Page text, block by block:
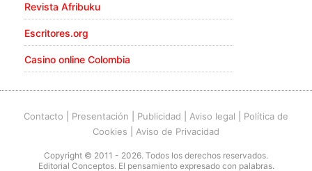
Revista Afribuku
Escritores.org
Casino online Colombia
Contacto Presentación Publicidad Aviso legal
Política de
Cookies
Aviso de Privacidad
Copyright © 2011 - 2026. Todos los derechos reservados.
Editorial Conceptos. El pensamiento expresado con palabras.